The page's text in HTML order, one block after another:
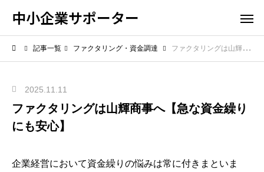
中小企業サポーター
記事一覧 ファクタリング・資金調達 ファクタリングは山輝商事へ【急な資金繰りにも安心】
2025.11.11
ファクタリングは山輝商事へ【急な資金繰り
にも安心】
企業経営において資金繰りの悩みは常に付きまといま